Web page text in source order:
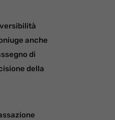
anche
di
della